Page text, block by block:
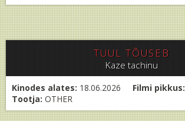
TUUL TÕUSEB
Kaze tachinu
Kinodes alates: 18.06.2026 Filmi pikkus:
Tootja: OTHER